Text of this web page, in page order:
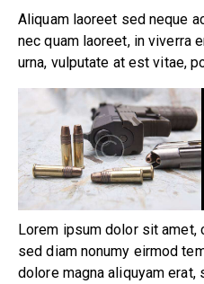
Aliquam laoreet sed neque
nec quam laoreet, in viverra
urna, vulputate at est vitae,
Lorem ipsum dolor sit
sed diam nonumy eirmod
dolore magna aliquyam erat,